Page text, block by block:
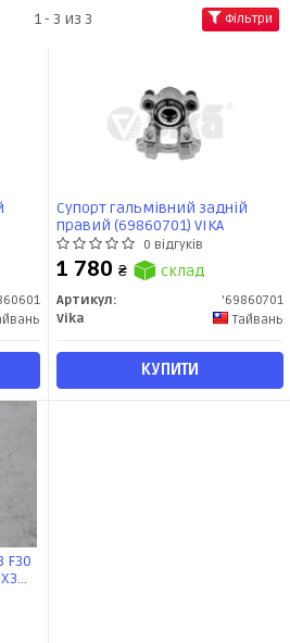
1 - 3 из 3 Фільтри
Супорт гальмівний задній
правий (69860701) VIKA
0 відгуків
1 780 ₴ склад
Артикул:
'69860701
Vika
Тайвань
КУПИТИ
F30